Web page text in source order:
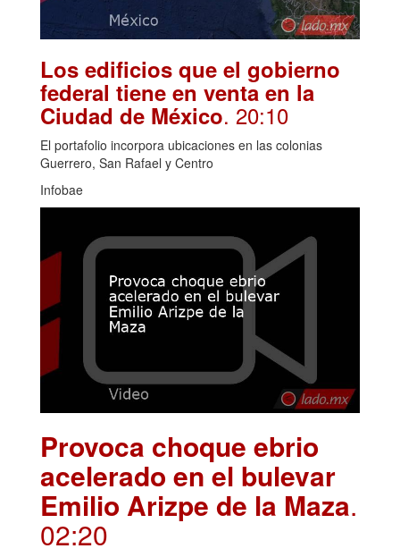
Los edificios que el gobierno
federal tiene en venta en la
Ciudad de México. 20:10
El portafolio incorpora ubicaciones en las colonias
Guerrero, San Rafael y Centro
Infobae
Provoca choque ebrio
acelerado en el bulevar
Emilio Arizpe de la Maza.
02:20